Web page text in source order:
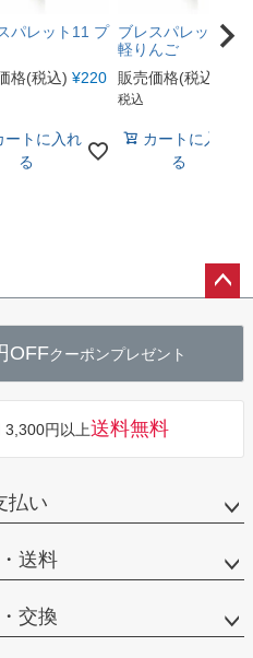
パレット11 プ
格(税込) ¥220
ートに入れ
る
ブレスパレット12
軽りんご
販売価格(税込)
税込
カートに入れ
る
へ
OFFクーポンプレゼント
3,300円以上送料無料
払い
送料
交換